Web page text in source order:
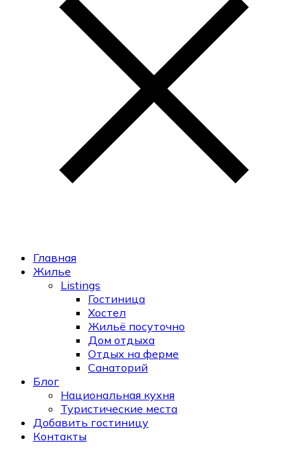
Главная
Жилье
Listings
Гостиница
Хостел
Жильё посуточно
Дом отдыха
Отдых на ферме
Санаторий
Блог
Национальная кухня
Туристические места
Добавить гостиницу
Контакты